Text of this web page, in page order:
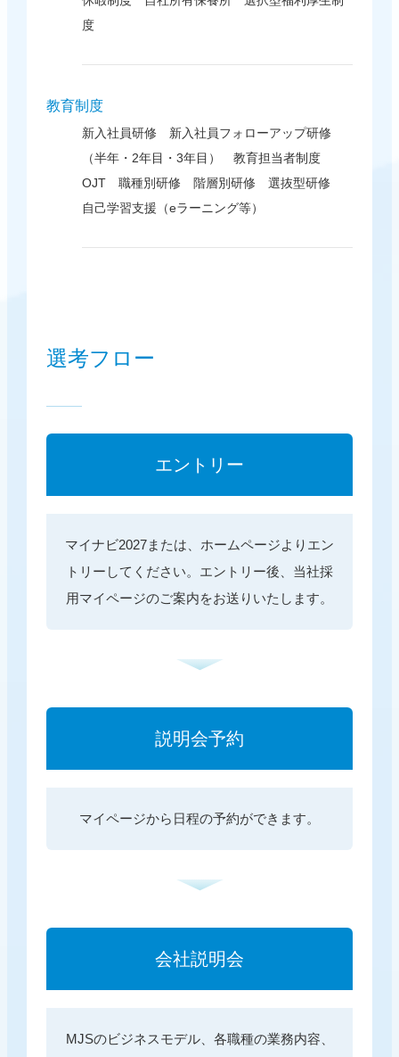
度
教育制度
新入社員研修 新入社員フォローアップ研修
（半年・2年目・3年目） 教育担当者制度
OJT 職種別研修 階層別研修 選抜型研修
自己学習支援（eラーニング等）
選考フロー
エントリー
マイナビ2027または、ホームページよりエン
トリーしてください。 エントリー後、当社採
用マイページのご案内をお送りいたします。
説明会予約
マイページから日程の予約ができます。
会社説明会
MJSのビジネスモデル、各職種の業務内容、